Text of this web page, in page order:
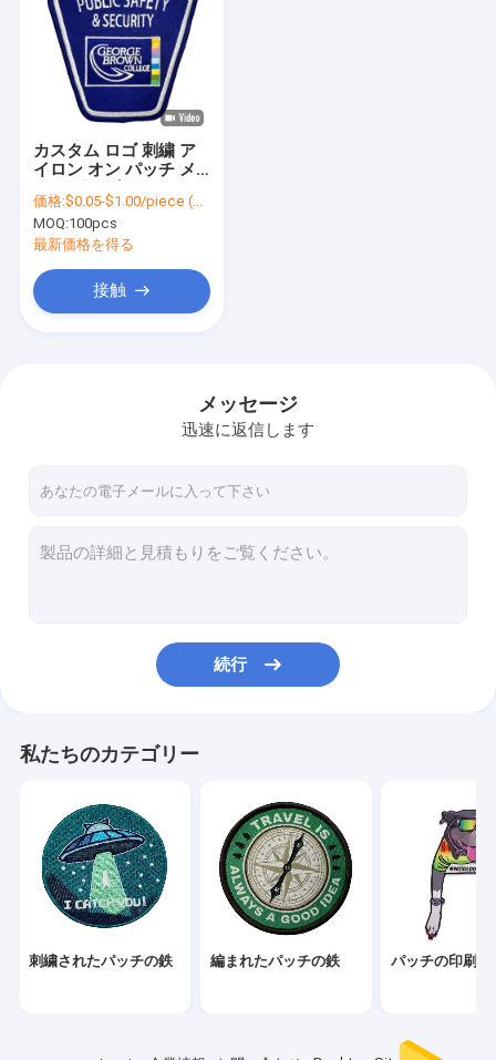
企業情報
会社案内
お問い合わせ
ニュース
すべての場合
編まれたパッチの鉄
シュニールの刺繍パッチ
刺繍されたキー ホルダー
編まれたキー ホルダー
ポリ塩化ビニールのキー ホルダー
織物の札のラベル
カスタム ロゴ 刺繍 ア
イロン オン パッチ メ
刺繍 パッチ
価格:$0.05-$1.00/piece (depends on the design and order quantity)
MOQ:100pcs
最新価格を得る
接触
メッセージ
迅速に返信します
続行
私たちのカテゴリー
刺繍されたパッチの鉄 編まれたパッチの鉄 パッチの印刷さ